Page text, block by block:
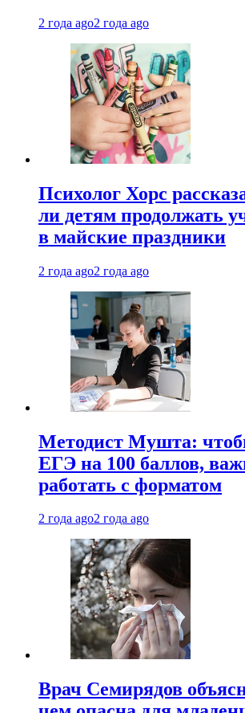
2 года ago2 года ago
Психолог Хорс
ли детям продолжать
в майские праздники
2 года ago2 года ago
Методист Мушта:
ЕГЭ на 100 баллов,
работать с форматом
2 года ago2 года ago
Врач Семирядов